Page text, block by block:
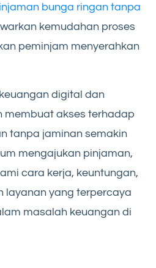
bunga ringan tanpa
kemudahan proses
peminjam menyerahkan
digital dan
membuat akses terhadap
tanpa jaminan semakin
mengajukan pinjaman,
cara kerja, keuntungan,
layanan yang terpercaya
masalah keuangan di